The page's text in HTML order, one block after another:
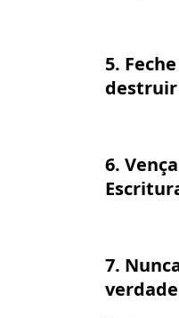
5.
6.
7.